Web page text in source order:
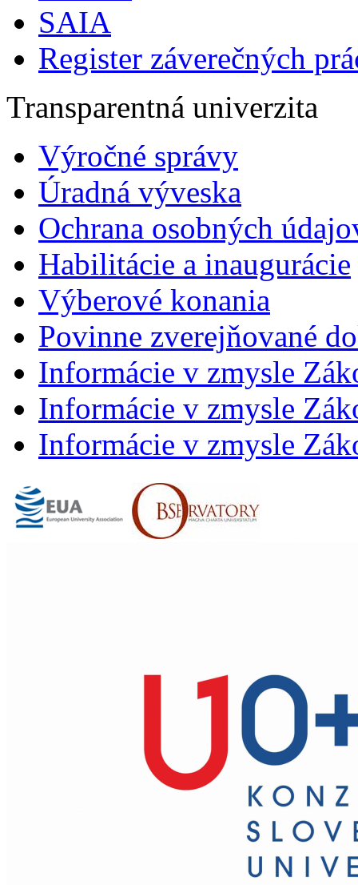
SAIA
Register záverečných
Transparentná univerzita
Výročné správy
Úradná výveska
Ochrana osobných
Habilitácie a inaugurácie
Výberové konania
Povinne zverejňované
Informácie v zmysle
Informácie v zmysle
Informácie v zmysle